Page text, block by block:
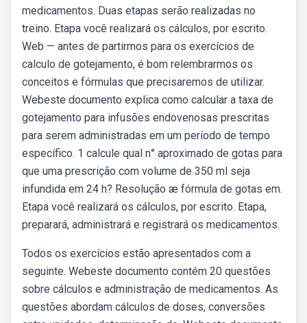
medicamentos. Duas etapas serão realizadas no
treino. Etapa você realizará os cálculos, por escrito.
Web — antes de partirmos para os exercícios de
calculo de gotejamento, é bom relembrarmos os
conceitos e fórmulas que precisaremos de utilizar.
Webeste documento explica como calcular a taxa de
gotejamento para infusões endovenosas prescritas
para serem administradas em um período de tempo
específico. 1 calcule qual n° aproximado de gotas para
que uma prescrição com volume de 350 ml seja
infundida em 24 h? Resolução æ fórmula de gotas em.
Etapa você realizará os cálculos, por escrito. Etapa,
preparará, administrará e registrará os medicamentos.
Todos os exercícios estão apresentados com a
seguinte. Webeste documento contém 20 questões
sobre cálculos e administração de medicamentos. As
questões abordam cálculos de doses, conversões